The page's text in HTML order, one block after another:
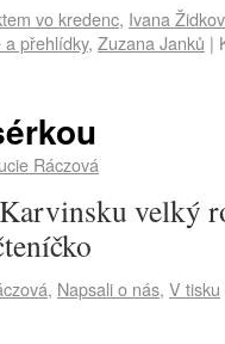
vo kredenc, Ivana
a přehlídky, Zuzana Janků |
Ráczová
velký
, Napsali o nás, V tisku